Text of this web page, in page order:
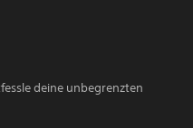
deine unbegrenzten